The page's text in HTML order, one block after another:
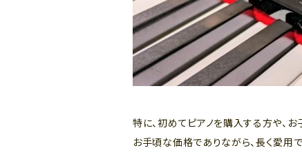
特に、初めてピアノを購入する方や、お
お手頃な価格でありながら、長く愛用